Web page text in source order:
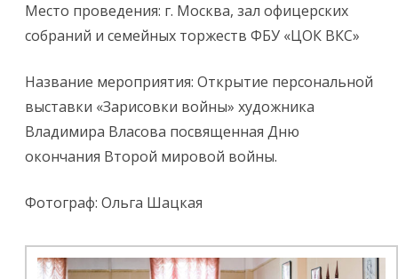
Место проведения: г. Москва, зал офицерских
собраний и семейных торжеств ФБУ «ЦОК ВКС»
Название мероприятия: Открытие персональной
выставки «Зарисовки войны» художника
Владимира Власова посвященная Дню
окончания Второй мировой войны.
Фотограф: Ольга Шацкая